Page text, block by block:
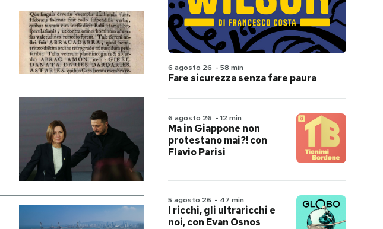
6 agosto 26 - 58 min
Fare sicurezza senza fare paura
6 agosto 26 - 12 min
Ma in Giappone non
protestano mai?! con
Flavio Parisi
5 agosto 26 - 47 min
I ricchi, gli ultraricchi e
noi, con Evan Osnos